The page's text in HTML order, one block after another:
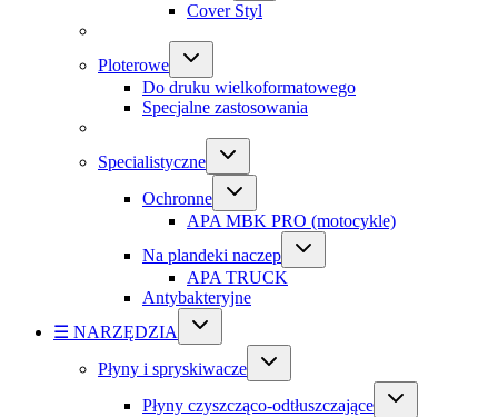
Cover Styl
Ploterowe
Do druku wielkoformatowego
Specjalne zastosowania
Specialistyczne
Ochronne
APA MBK PRO (motocykle)
Na plandeki naczep
APA TRUCK
Antybakteryjne
☰ NARZĘDZIA
Płyny i spryskiwacze
Płyny czyszcząco-odtłuszczające